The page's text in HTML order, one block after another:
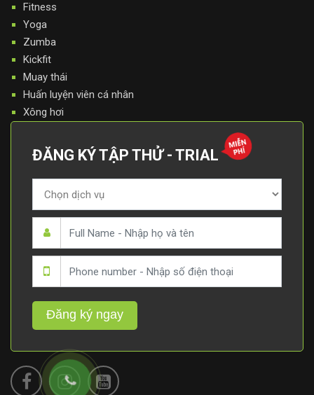
Fitness
Yoga
Zumba
Kickfit
Muay thái
Huấn luyện viên cá nhân
Xông hơi
ĐĂNG KÝ TẬP THỬ - TRIAL